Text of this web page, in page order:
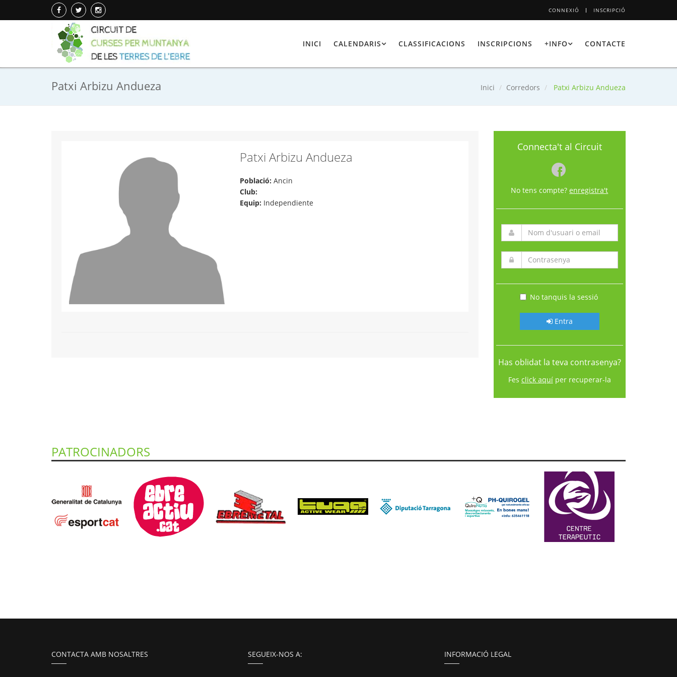
CONNEXIÓ INSCRIPCIÓ
INICI CALENDARIS CLASSIFICACIONS INSCRIPCIONS +INFO CONTACTE
Patxi Arbizu Andueza Inici Corredors Patxi Arbizu Andueza
Patxi Arbizu Andueza
Població: Ancin
Club:
Equip: Independiente
Connecta't al Circuit
No tens compte?enregistra't
No tanquis la sessió
Entra
Has oblidat la teva contrasenya?
Fes click aquíper recuperar-la
PATROCINADORS
CONTACTA AMB NOSALTRES SEGUEIX-NOS A: INFORMACIÓ LEGAL